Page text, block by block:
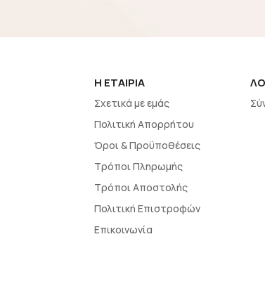
H EΤΑΙΡΙΑ
Σχετικά με εμάς
Πολιτική Απορρήτου
Όροι & Προϋποθέσεις
Τρόποι Πληρωμής
Τρόποι Αποστολής
Πολιτική Επιστροφών
Επικοινωνία